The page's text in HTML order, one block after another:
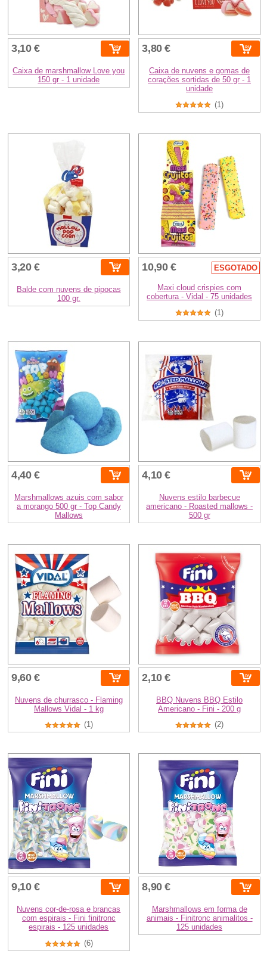
3,10 €
Caixa de marshmallow Love you
150 gr - 1 unidade
3,80 €
Caixa de nuvens e gomas de
corações sortidas de 50 gr - 1
unidade
(1)
3,20 €
Balde com nuvens de pipocas
100 gr.
10,90 € ESGOTADO
Maxi cloud crispies com
cobertura - Vidal - 75 unidades
(1)
4,40 €
Marshmallows azuis com sabor
a morango 500 gr - Top Candy
Mallows
4,10 €
Nuvens estilo barbecue
americano - Roasted mallows -
500 gr
9,60 €
Nuvens de churrasco - Flaming
Mallows Vidal - 1 kg
(1)
2,10 €
BBQ Nuvens BBQ Estilo
Americano - Fini - 200 g
(2)
9,10 €
Nuvens cor-de-rosa e brancas
com espirais - Fini finitronc
espirais - 125 unidades
(6)
8,90 €
Marshmallows em forma de
animais - Finitronc animalitos -
125 unidades